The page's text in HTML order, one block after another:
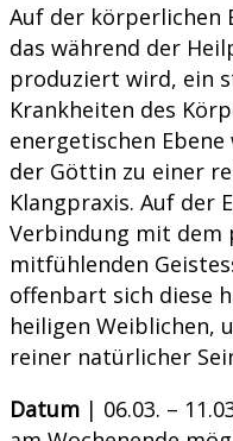
Auf der körperlichen
das während der
produziert wird, ein
Krankheiten des
energetischen
der Göttin zu einer
Klangpraxis. Auf der
Verbindung mit dem
mitfühlenden
offenbart sich diese
heiligen Weiblichen,
reiner natürlicher
Datum | 06.03. –